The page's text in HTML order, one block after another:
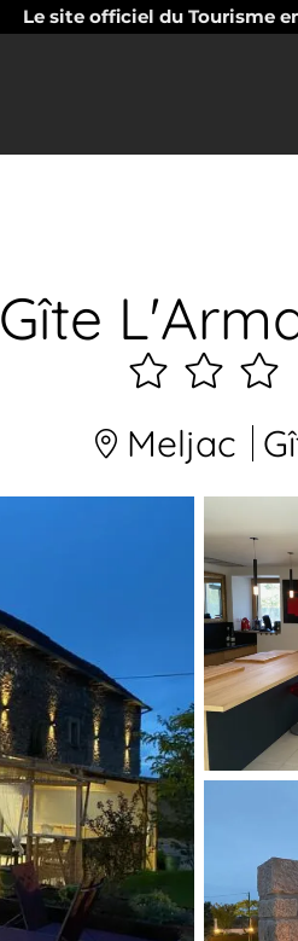
Le site officiel du Tourisme
Gîte
3
étoiles
Meljac